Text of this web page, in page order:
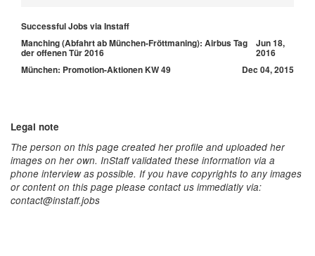
Successful Jobs via Instaff
Manching (Abfahrt ab München-Fröttmaning): Airbus Tag
der offenen Tür 2016
Jun 18,
2016
München: Promotion-Aktionen KW 49
Dec 04, 2015
Legal note
The person on this page created her profile and uploaded her
images on her own. InStaff validated these information via a
phone interview as possible. If you have copyrights to any images
or content on this page please contact us immediatly via:
contact@instaff.jobs